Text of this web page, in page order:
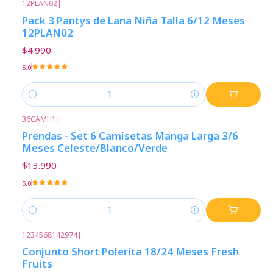
12PLAN02
Pack 3 Pantys de Lana Niña Talla 6/12 Meses
12PLAN02
$4.990
5.0
Cantidad
36CAMH1 |
Prendas - Set 6 Camisetas Manga Larga 3/6
Meses Celeste/Blanco/Verde
$13.990
5.0
Cantidad
1234568142974|
Conjunto Short Polerita 18/24 Meses Fresh
Fruits